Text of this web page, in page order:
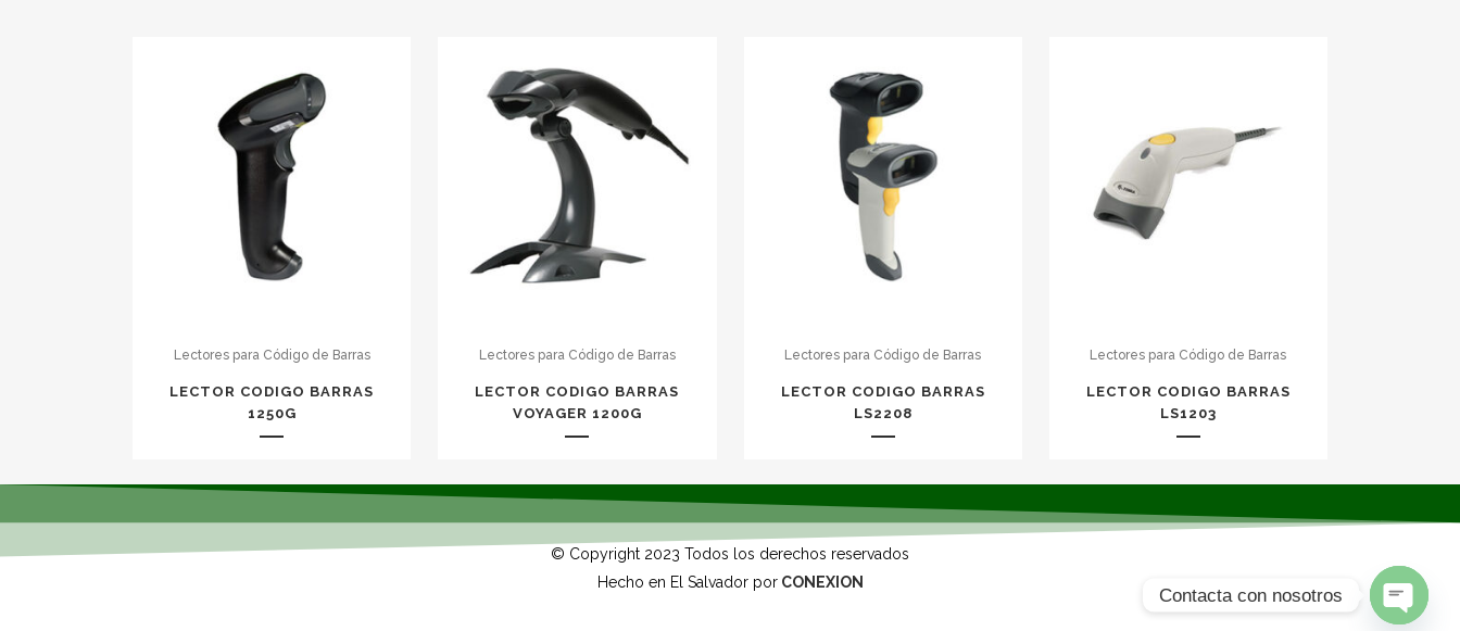
Lectores para Código de Barras
LECTOR CODIGO BARRAS
1250G
Lectores para Código de Barras
LECTOR CODIGO BARRAS
VOYAGER 1200G
Lectores para Código de Barras
LECTOR CODIGO BARRAS
LS2208
Lectores para Código de Barras
LECTOR CODIGO BARRAS
LS1203
© Copyright 2023 Todos los derechos reservados
Hecho en El Salvador por CONEXION
Contacta con nosotros